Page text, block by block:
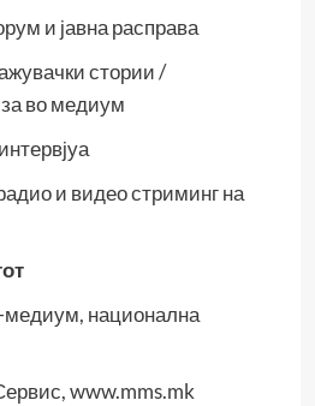
и јавна расправа
стории /
во медиум
и видео стриминг на
национална
www.mms.mk